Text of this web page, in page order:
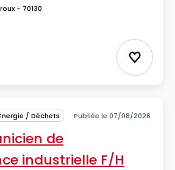
- 70130
Ajouter
/ Déchets Publiée le 07/08/2026
de
industrielle F/H